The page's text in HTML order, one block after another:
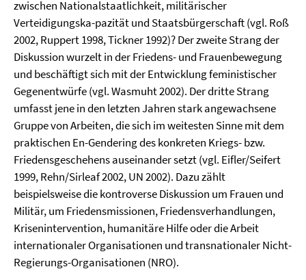
zwischen Nationalstaatlichkeit, militärischer
Verteidigungska-pazität und Staatsbürgerschaft (vgl. Roß
2002, Ruppert 1998, Tickner 1992)? Der zweite Strang der
Diskussion wurzelt in der Friedens- und Frauenbewegung
und beschäftigt sich mit der Entwicklung feministischer
Gegenentwürfe (vgl. Wasmuht 2002). Der dritte Strang
umfasst jene in den letzten Jahren stark angewachsene
Gruppe von Arbeiten, die sich im weitesten Sinne mit dem
praktischen En-Gendering des konkreten Kriegs- bzw.
Friedensgeschehens auseinander setzt (vgl. Eifler/Seifert
1999, Rehn/Sirleaf 2002, UN 2002). Dazu zählt
beispielsweise die kontroverse Diskussion um Frauen und
Militär, um Friedensmissionen, Friedensverhandlungen,
Krisenintervention, humanitäre Hilfe oder die Arbeit
internationaler Organisationen und transnationaler Nicht-
Regierungs-Organisationen (NRO).